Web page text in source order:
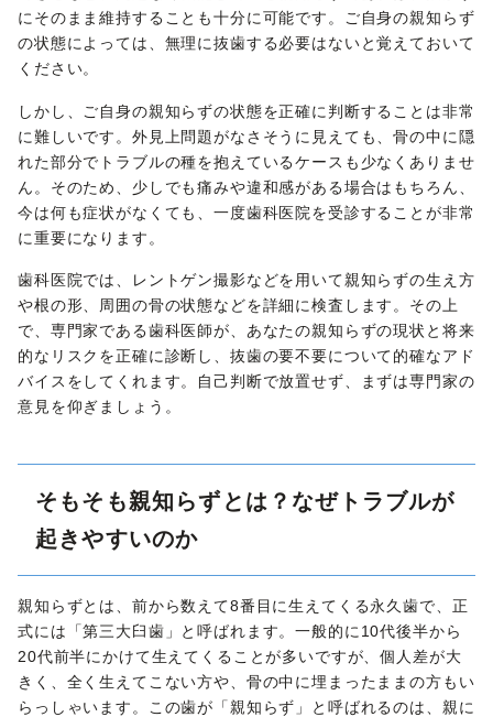
にそのまま維持することも十分に可能です。ご自身の親知らず
の状態によっては、無理に抜歯する必要はないと覚えておいて
ください。
しかし、ご自身の親知らずの状態を正確に判断することは非常
に難しいです。外見上問題がなさそうに見えても、骨の中に隠
れた部分でトラブルの種を抱えているケースも少なくありませ
ん。そのため、少しでも痛みや違和感がある場合はもちろん、
今は何も症状がなくても、一度歯科医院を受診することが非常
に重要になります。
歯科医院では、レントゲン撮影などを用いて親知らずの生え方
や根の形、周囲の骨の状態などを詳細に検査します。その上
で、専門家である歯科医師が、あなたの親知らずの現状と将来
的なリスクを正確に診断し、抜歯の要不要について的確なアド
バイスをしてくれます。自己判断で放置せず、まずは専門家の
意見を仰ぎましょう。
そもそも親知らずとは？なぜトラブルが
起きやすいのか
親知らずとは、前から数えて8番目に生えてくる永久歯で、正
式には「第三大臼歯」と呼ばれます。一般的に10代後半から
20代前半にかけて生えてくることが多いですが、個人差が大
きく、全く生えてこない方や、骨の中に埋まったままの方もい
らっしゃいます。この歯が「親知らず」と呼ばれるのは、親に